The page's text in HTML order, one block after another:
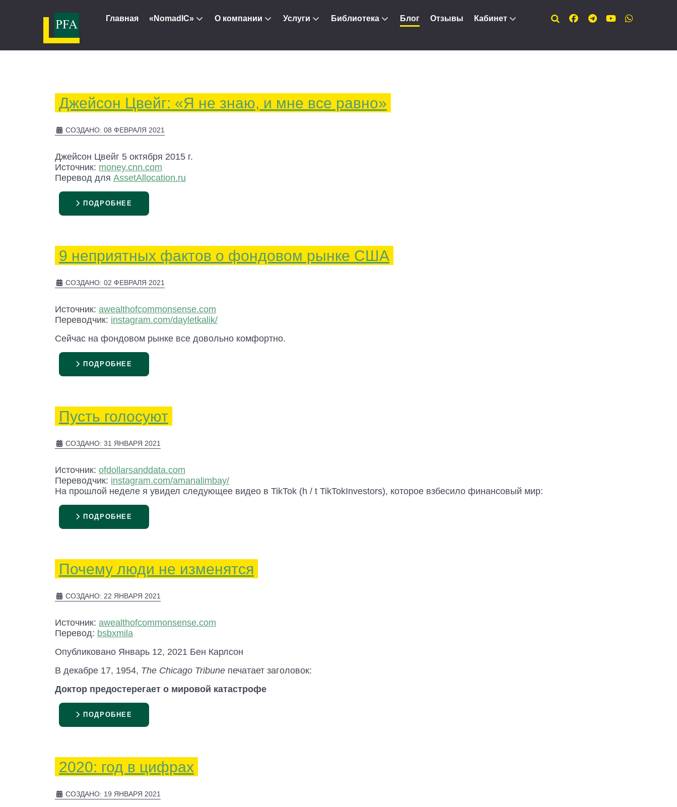
Главная «NomadIC» О компании Услуги Библиотека Блог Отзывы Кабинет
Джейсон Цвейг: «Я не знаю, и мне все равно»
СОЗДАНО: 08 ФЕВРАЛЯ 2021
Джейсон Цвейг 5 октября 2015 г.
Источник: money.cnn.com
Перевод для AssetAllocation.ru
ПОДРОБНЕЕ
9 неприятных фактов о фондовом рынке США
СОЗДАНО: 02 ФЕВРАЛЯ 2021
Источник: awealthofcommonsense.com
Переводчик: instagram.com/dayletkalik/
Сейчас на фондовом рынке все довольно комфортно.
ПОДРОБНЕЕ
Пусть голосуют
СОЗДАНО: 31 ЯНВАРЯ 2021
Источник: ofdollarsanddata.com
Переводчик: instagram.com/amanalimbay/
На прошлой неделе я увидел следующее видео в TikTok (h / t TikTokInvestors), которое взбесило финансовый мир:
ПОДРОБНЕЕ
Почему люди не изменятся
СОЗДАНО: 22 ЯНВАРЯ 2021
Источник: awealthofcommonsense.com
Перевод: bsbxmila
Опубликовано Январь 12, 2021 Бен Карлсон
В декабре 17, 1954, The Chicago Tribune печатает заголовок:
Доктор предостерегает о мировой катастрофе
ПОДРОБНЕЕ
2020: год в цифрах
СОЗДАНО: 19 ЯНВАРЯ 2021